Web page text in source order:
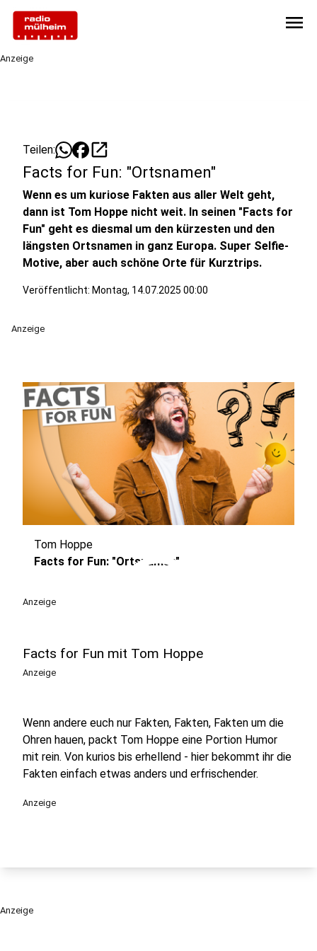
menu
Anzeige
Teilen: open_in_new
Facts for Fun: "Ortsnamen"
Wenn es um kuriose Fakten aus aller Welt geht,
dann ist Tom Hoppe nicht weit. In seinen "Facts for
Fun" geht es diesmal um den kürzesten und den
längsten Ortsnamen in ganz Europa. Super Selfie-
Motive, aber auch schöne Orte für Kurztrips.
Veröffentlicht: Montag, 14.07.2025 00:00
Anzeige
play_circle
Tom Hoppe
Facts for Fun: "Ortsnamen"
Anzeige
Facts for Fun mit Tom Hoppe
Anzeige
Wenn andere euch nur Fakten, Fakten, Fakten um die
Ohren hauen, packt Tom Hoppe eine Portion Humor
mit rein. Von kurios bis erhellend - hier bekommt ihr die
Fakten einfach etwas anders und erfrischender.
Anzeige
Anzeige